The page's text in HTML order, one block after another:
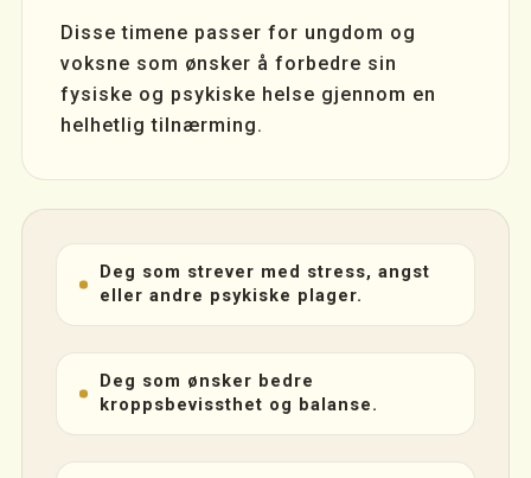
Disse timene passer for ungdom og
voksne som ønsker å forbedre sin
fysiske og psykiske helse gjennom en
helhetlig tilnærming.
Deg som strever med stress, angst
eller andre psykiske plager.
Deg som ønsker bedre
kroppsbevissthet og balanse.